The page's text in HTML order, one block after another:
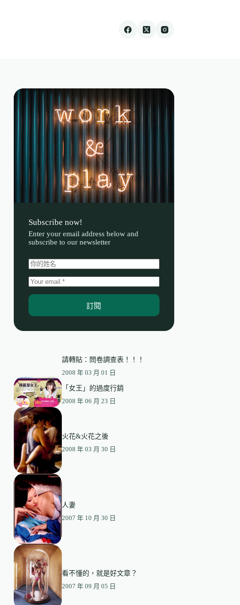
Subscribe now!
Enter your email address below and
subscribe to our newsletter
訂閱
請轉貼：問卷調查表！！！
2008 年 03 月 01 日
「女王」的過度行銷
2008 年 06 月 23 日
火花&火花之後
2008 年 03 月 30 日
人妻
2007 年 10 月 30 日
看不懂的，就是好文章？
2007 年 09 月 05 日